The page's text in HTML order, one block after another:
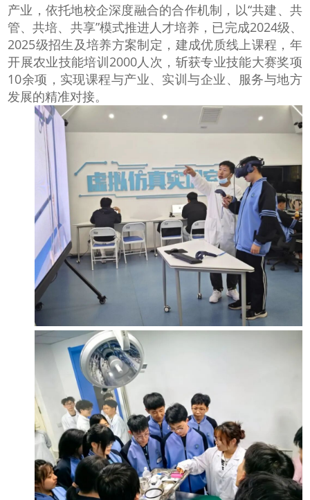
产业，依托地校企深度融合的合作机制，以“共建、共
管、共培、共享”模式推进人才培养，已完成2024级、
2025级招生及培养方案制定，建成优质线上课程，年
开展农业技能培训2000人次，斩获专业技能大赛奖项
10余项，实现课程与产业、实训与企业、服务与地方
发展的精准对接。